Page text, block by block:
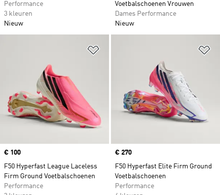
Performance
3 kleuren
Nieuw
Voetbalschoenen Vrouwen
Dames Performance
Nieuw
Price
€ 100
F50 Hyperfast League Laceless
Firm Ground Voetbalschoenen
Performance
Price
€ 270
F50 Hyperfast Elite Firm Ground
Voetbalschoenen
Performance